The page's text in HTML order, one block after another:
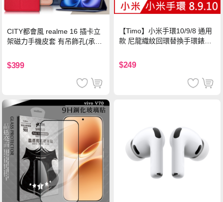
CITY都會風 realme 16 插卡立
架磁力手機皮套 有吊飾孔(承諾
$399
【Timo】小米手環10/9/8 通用
款 尼龍織紋回環替換手環錶帶-
$249